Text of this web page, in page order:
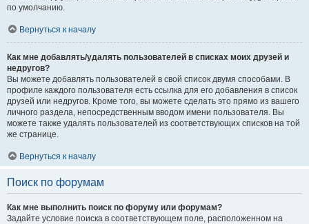
по умолчанию.
Вернуться к началу
Как мне добавлять/удалять пользователей в списках моих друзей и
недругов?
Вы можете добавлять пользователей в свой список двумя способами. В
профиле каждого пользователя есть ссылка для его добавления в список
друзей или недругов. Кроме того, вы можете сделать это прямо из вашего
личного раздела, непосредственным вводом имени пользователя. Вы
можете также удалять пользователей из соответствующих списков на той
же странице.
Вернуться к началу
Поиск по форумам
Как мне выполнить поиск по форуму или форумам?
Задайте условие поиска в соответствующем поле, расположенном на